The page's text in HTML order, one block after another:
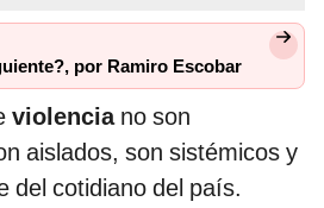
por Ramiro Escobar
violenciano son
aislados, son sistémicos y
del cotidiano del país.